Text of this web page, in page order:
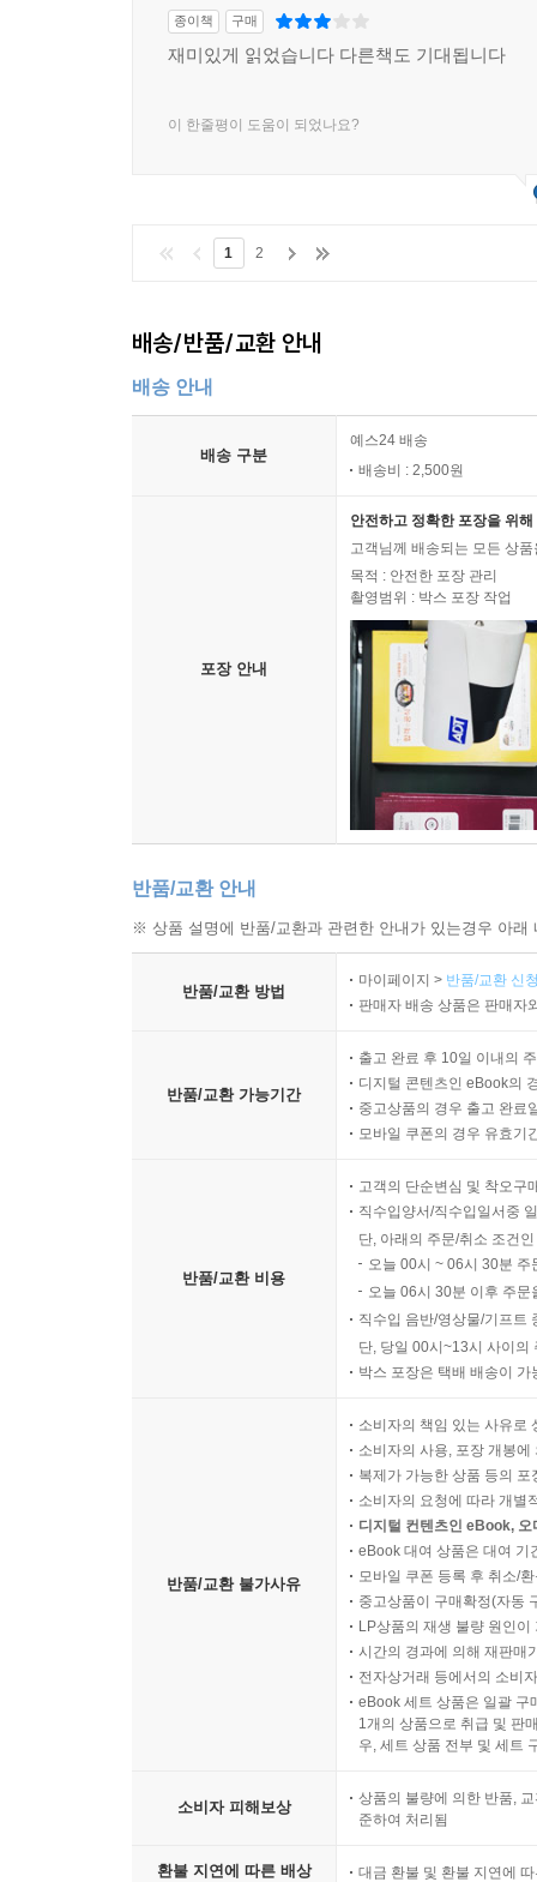
종이책 구매
재미있게 읽었습니다 다른책도 기대됩니다
이 한줄평이 도움이 되었나요?
1 2
배송/반품/교환 안내
배송 안내
배송 구분
예스24 배송
배송비 : 2,500원
포장 안내
안전하고 정확한 포장을 위
고객님께 배송되는 모든 상
목적 : 안전한 포장 관리
촬영범위 : 박스 포장 작업
반품/교환 안내
※ 상품 설명에 반품/교환과 관련한 안내가 있는경우 아
반품/교환 방법
마이페이지 > 반품/교환 신
판매자 배송 상품은 판매자
반품/교환 가능기간
출고 완료 후 10일 이내의
디지털 콘텐츠인 eBook의
중고상품의 경우 출고 완료
모바일 쿠폰의 경우 유효기
반품/교환 비용
고객의 단순변심 및 착오구
직수입양서/직수입일서중
단, 아래의 주문/취소 조건
오늘 00시 ~ 06시 30분
오늘 06시 30분 이후 주
직수입 음반/영상물/기프트
단, 당일 00시~13시 사이의
박스 포장은 택배 배송이
반품/교환 불가사유
소비자의 책임 있는 사유로
소비자의 사용, 포장 개봉
복제가 가능한 상품 등의
소비자의 요청에 따라 개별
디지털 컨텐츠인 eBook,
eBook 대여 상품은 대여 기
모바일 쿠폰 등록 후 취소/
중고상품이 구매확정(자동
LP상품의 재생 불량 원인
시간의 경과에 의해 재판매
전자상거래 등에서의 소비
eBook 세트 상품은 일괄 구
1개의 상품으로 취급 및 판
우, 세트 상품 전부 및 세트
소비자 피해보상
상품의 불량에 의한 반품,
준하여 처리됨
환불 지연에 따른 배상 대금 환불 및 환불 지연에